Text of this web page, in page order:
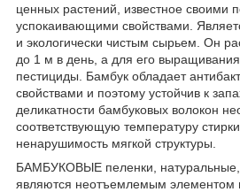
ценных растений, известное своими
успокаивающими свойствами.
и экологически чистым сырьем. Он
до 1 м в день, а для его
пестициды. Бамбук обладает
свойствами и поэтому устойчив к
деликатности бамбуковых волокон
соответствующую температуру
ненарушимость мягкой структуры.
БАМБУКОВЫЕ пеленки, натуральные,
являются неотъемлемым элементом